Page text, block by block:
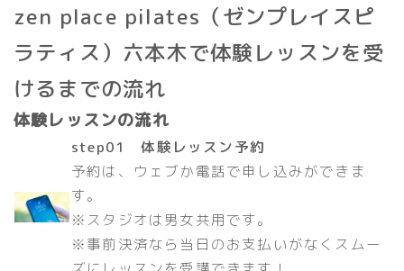
zen place pilates（ゼンプレイスピ
ラティス）六本木で体験レッスンを受
けるまでの流れ
体験レッスンの流れ
step01 体験レッスン予約
予約は、ウェブか電話で申し込みができま
す。
※スタジオは男女共用です。
※事前決済なら当日のお支払いがなくスムー